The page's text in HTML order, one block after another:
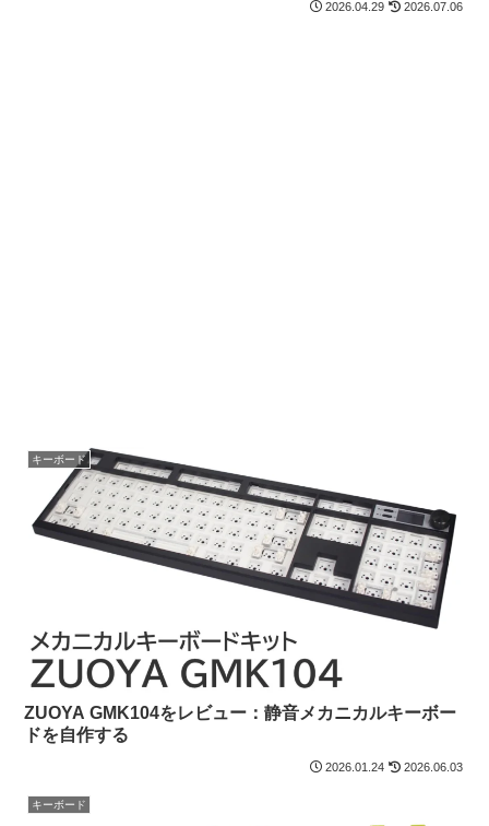
2026.04.29 2026.07.06
キーボード
ZUOYA GMK104をレビュー：静音メカニカルキーボー
ドを自作する
2026.01.24 2026.06.03
キーボード